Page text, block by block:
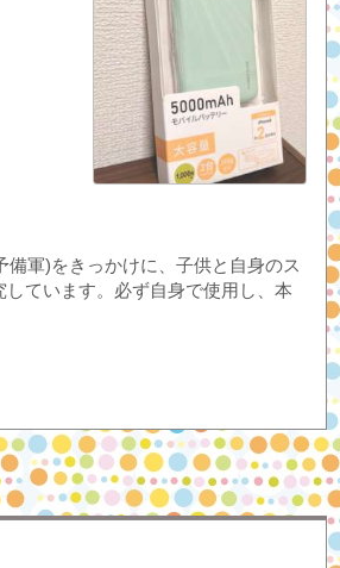
軍)をきっかけに、子供と自身のス
ています。必ず自身で使用し、本